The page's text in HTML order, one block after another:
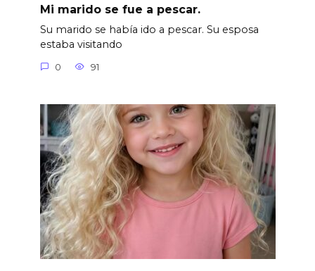
Mi marido se fue a pescar.
Su marido se había ido a pescar. Su esposa
estaba visitando
0 91